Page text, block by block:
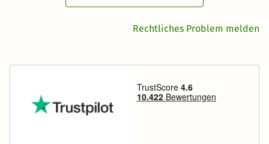
Rechtliches Problem melden